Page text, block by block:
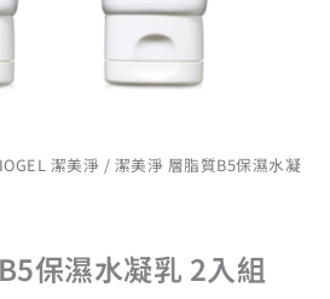
潔美淨 / 潔美淨 層脂質B5保濕水凝
保濕水凝乳 2入組